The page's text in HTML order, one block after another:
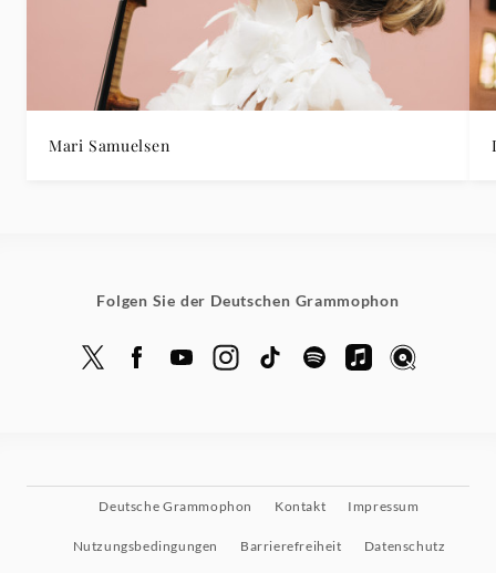
Mari Samuelsen
Folgen Sie der Deutschen Grammophon
Deutsche Grammophon Kontakt Impressum
Nutzungsbedingungen Barrierefreiheit Datenschutz